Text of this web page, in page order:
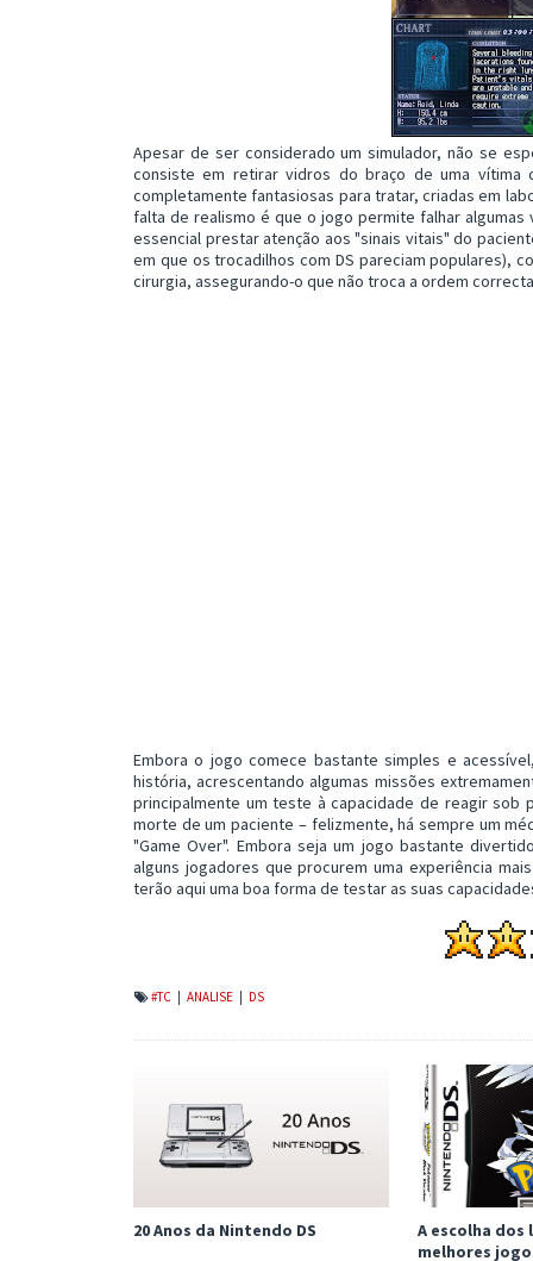
Apesar de ser considerado um simulador, não se
consiste em retirar vidros do braço de uma vítima
completamente fantasiosas para tratar, criadas em
falta de realismo é que o jogo permite falhar
essencial prestar atenção aos "sinais vitais" do
em que os trocadilhos com DS pareciam populares),
cirurgia, assegurando-o que não troca a ordem
Embora o jogo comece bastante simples e
história, acrescentando algumas missões
principalmente um teste à capacidade de reagir
morte de um paciente – felizmente, há sempre um
"Game Over". Embora seja um jogo bastante
alguns jogadores que procurem uma experiência
terão aqui uma boa forma de testar as suas
#TC ANALISE DS
20 Anos da Nintendo DS
A escolha dos
melhores